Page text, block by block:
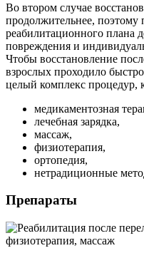
Во втором случае
продолжительнее, поэтому
реабилитационного плана
повреждения и
Чтобы восстановление
взрослых проходило
целый комплекс процедур,
медикаментозная
лечебная зарядка,
массаж,
физиотерапия,
ортопедия,
нетрадиционные
Препараты